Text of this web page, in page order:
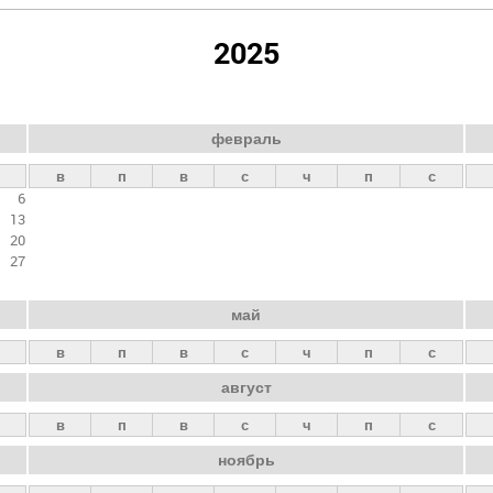
2025
6
13
20
27
февраль
в п в с ч п с
май
в п в с ч п с
август
в п в с ч п с
ноябрь